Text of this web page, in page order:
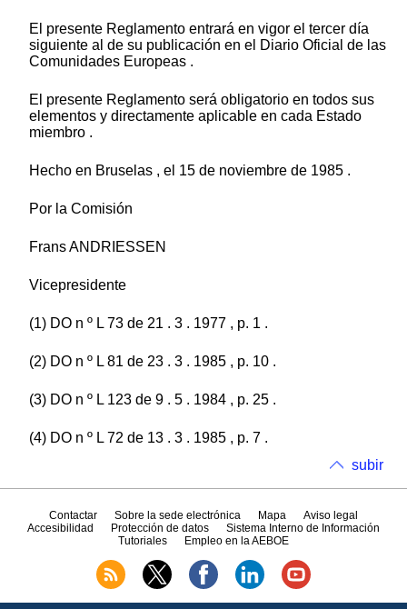
El presente Reglamento entrará en vigor el tercer día
siguiente al de su publicación en el Diario Oficial de las
Comunidades Europeas .
El presente Reglamento será obligatorio en todos sus
elementos y directamente aplicable en cada Estado
miembro .
Hecho en Bruselas , el 15 de noviembre de 1985 .
Por la Comisión
Frans ANDRIESSEN
Vicepresidente
(1) DO n º L 73 de 21 . 3 . 1977 , p. 1 .
(2) DO n º L 81 de 23 . 3 . 1985 , p. 10 .
(3) DO n º L 123 de 9 . 5 . 1984 , p. 25 .
(4) DO n º L 72 de 13 . 3 . 1985 , p. 7 .
subir
Contactar Sobre la sede electrónica Mapa
Aviso legal
Accesibilidad
Protección de datos
Sistema Interno de Información
Tutoriales
Empleo en la AEBOE